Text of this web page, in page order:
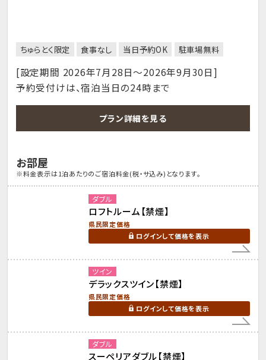
ちゅらとく限定 食事なし 当日予約OK 駐車場無料
[設定期間 2026年7月28日～2026年9月30日]
予約受付けは、宿泊当日の24時まで
プラン詳細を見る
お部屋
※料金表示は1泊あたりのご宿泊料金(税・サ込み)となります。
ダブル
ロフトルーム【禁煙】
県民限定価格
ログインして価格を表示
ツイン
デラックスツイン【禁煙】
県民限定価格
ログインして価格を表示
ダブル
スーペリアダブル【禁煙】